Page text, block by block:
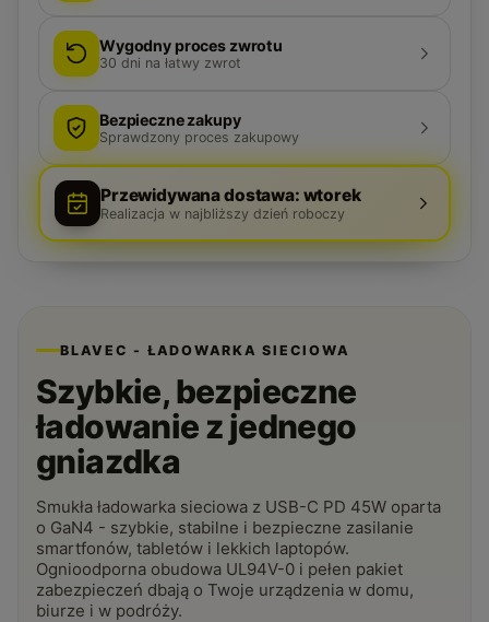
Wygodny proces zwrotu
30 dni na łatwy zwrot
Bezpieczne zakupy
Sprawdzony proces zakupowy
Przewidywana dostawa: wtorek
Realizacja w najbliższy dzień roboczy
BLAVEC - ŁADOWARKA SIECIOWA
Szybkie, bezpieczne
ładowanie z jednego
gniazdka
Smukła ładowarka sieciowa z USB-C PD 45W oparta
o GaN4 - szybkie, stabilne i bezpieczne zasilanie
smartfonów, tabletów i lekkich laptopów.
Ognioodporna obudowa UL94V-0 i pełen pakiet
zabezpieczeń dbają o Twoje urządzenia w domu,
biurze i w podróży.